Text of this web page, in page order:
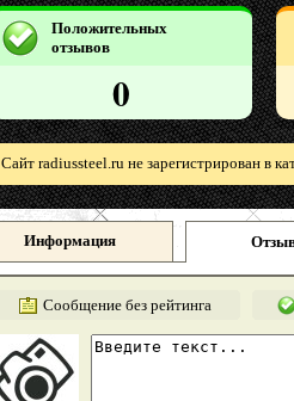
Положительных
отзывов
0
Сайт radiussteel.ru не зарегистрирован в
Информация
Сообщение без рейтинга